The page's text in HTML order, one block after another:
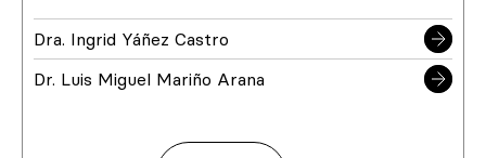
Dra. Ingrid Yáñez Castro
Dr. Luis Miguel Mariño Arana